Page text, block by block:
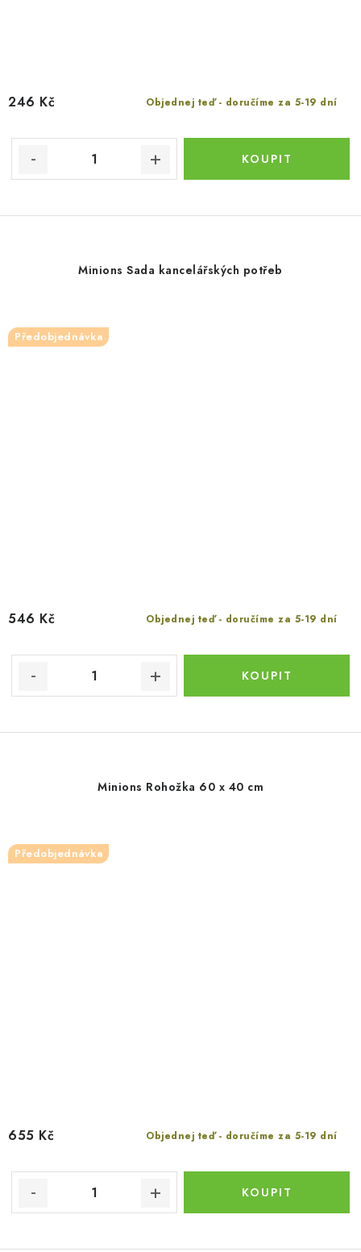
Objednej teď - doručíme za 5-19 dní
246 Kč
Minions Sada kancelářských potřeb
Předobjednávka
Objednej teď - doručíme za 5-19 dní
546 Kč
Minions Rohožka 60 x 40 cm
Předobjednávka
Objednej teď - doručíme za 5-19 dní
655 Kč